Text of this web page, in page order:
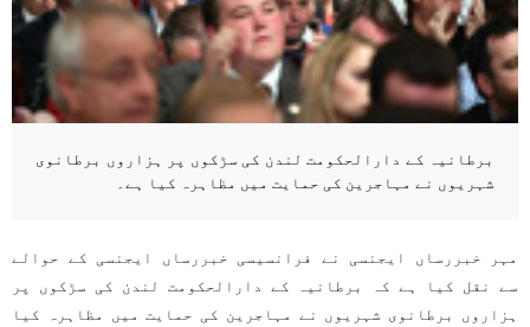
برطانیہ کے دارالحکومت لندن کی سڑکوں پر ہزاروں برطانوی
شہریوں نے مہاجرین کی حمایت میں مظاہرہ کیا ہے۔
مہر خبررساں ایجنسی نے فرانسیسی خبررساں ایجنسی کے حوالے
سے نقل کیا ہے کہ برطانیہ کے دارالحکومت لندن کی سڑکوں پر
ہزاروں برطانوی شہریوں نے مہاجرین کی حمایت میں مظاہرہ کیا